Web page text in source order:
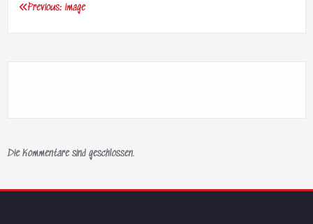
Beitragsnavigation
Previous: image
Die Kommentare sind geschlossen.